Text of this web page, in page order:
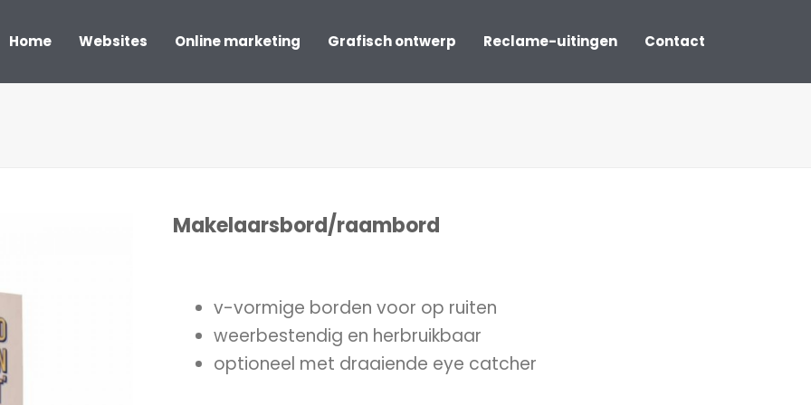
Home Websites Online marketing Grafisch ontwerp Reclame-uitingen Contact
Makelaarsbord/raambord
v-vormige borden voor op ruiten
weerbestendig en herbruikbaar
optioneel met draaiende eye catcher